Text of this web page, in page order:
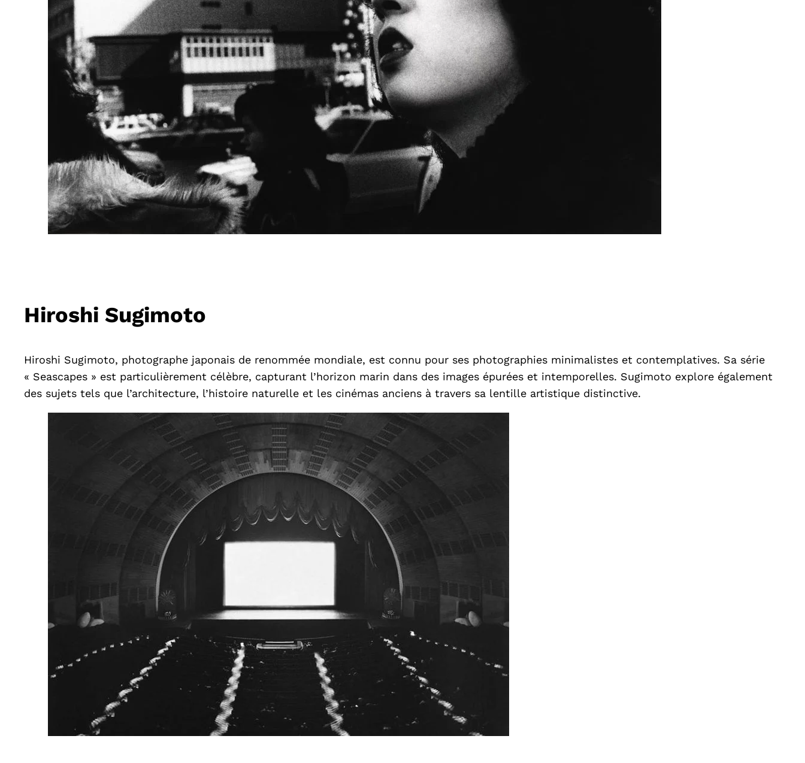
Hiroshi Sugimoto
Hiroshi Sugimoto, photographe japonais de renommée mondiale, est connu pour ses photographies minimalistes et contemplatives. Sa série
« Seascapes » est particulièrement célèbre, capturant l’horizon marin dans des images épurées et intemporelles. Sugimoto explore également
des sujets tels que l’architecture, l’histoire naturelle et les cinémas anciens à travers sa lentille artistique distinctive.